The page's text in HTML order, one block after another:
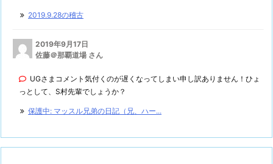
2019.9.28の稽古
2019年9月17日
佐藤＠那覇道場 さん
UGさまコメント気付くのが遅くなってしまい申し訳ありません！ひょ
っとして、S村先輩でしょうか？
保護中: マッスル兄弟の日記（兄、ハー...